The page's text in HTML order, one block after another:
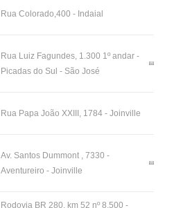
Rua Colorado,400 - Indaial
Rua Luiz Fagundes, 1.300 1º andar -
Picadas do Sul - São José
Rua Papa João XXIII, 1784 - Joinville
Av. Santos Dummont , 7330 -
Aventureiro - Joinville
Rodovia BR 280, km 52 nº 8.500 -